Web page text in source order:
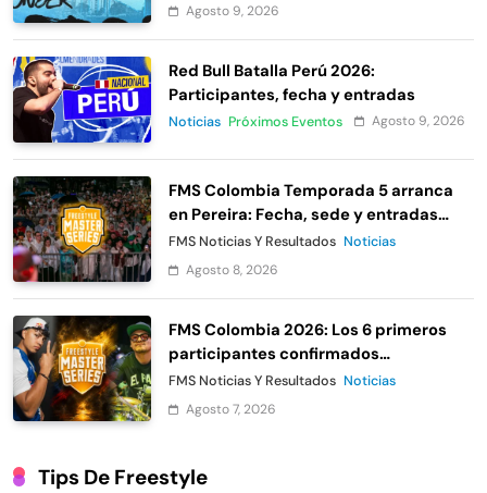
Agosto 9, 2026
Red Bull Batalla Perú 2026:
Participantes, fecha y entradas
Noticias Próximos Eventos Agosto 9, 2026
FMS Colombia Temporada 5 arranca
en Pereira: Fecha, sede y entradas
gratis
FMS Noticias Y Resultados Noticias
Agosto 8, 2026
FMS Colombia 2026: Los 6 primeros
participantes confirmados
oficialmente
FMS Noticias Y Resultados Noticias
Agosto 7, 2026
Tips De Freestyle